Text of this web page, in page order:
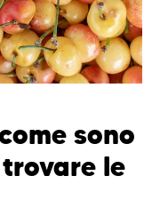
sono
le